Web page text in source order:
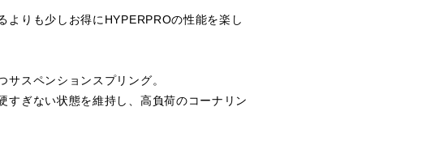
よりも少しお得にHYPERPROの性能を楽し
スペンションスプリング。
すぎない状態を維持し、高負荷のコーナリン